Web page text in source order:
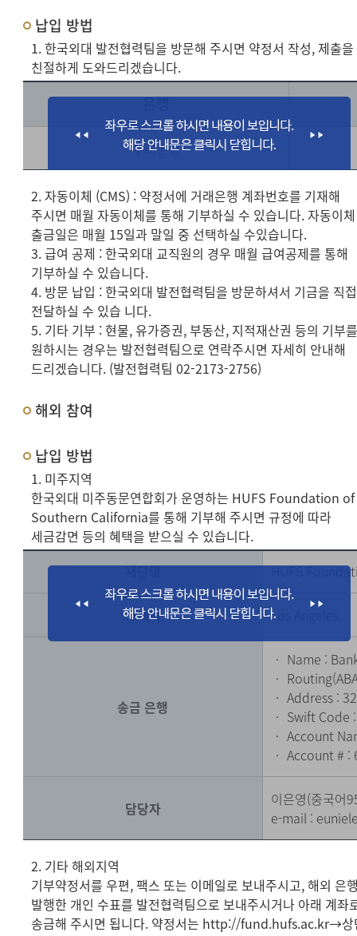
납입 방법
1. 한국외대 발전협력팀을 방문해 주시면 약정서 작성, 제출을
친절하게 도와드리겠습니다.
은행
우리은행
2. 자동이체 (CMS) : 약정서에 거래은행 계좌번호를 기재해
주시면 매월 자동이체를 통해 기부하실 수 있습니다. 자동이체
출금일은 매월 15일과 말일 중 선택하실 수있습니다.
3. 급여 공제 : 한국외대 교직원의 경우 매월 급여공제를 통해
기부하실 수 있습니다.
4. 방문 납입 : 한국외대 발전협력팀을 방문하셔서 기금을 직접
전달하실 수 있습 니다.
5. 기타 기부 : 현물, 유가증권, 부동산, 지적재산권 등의 기부
원하시는 경우는 발전협력팀으로 연락주시면 자세히 안내해
드리겠습니다. (발전협력팀 02-2173-2756)
해외 참여
납입 방법
1. 미주지역
한국외대 미주동문연합회가 운영하는 HUFS Foundation of
Southern California를 통해 기부해 주시면 규정에 따라
세금감면 등의 혜택을 받으실 수 있습니다.
재단명
HUFS
소재지 Los Angeles
송금 은행
‧ Name :
‧
‧ Address :
‧ Swift Code
‧ Account
‧ Account # :
담당자
이은영(중국어
e-mail :
2. 기타 해외지역
기부약정서를 우편, 팩스 또는 이메일로 보내주시고, 해외 은
발행한 개인 수표를 발전협력팀으로 보내주시거나 아래 계좌
송금해 주시면 됩니다. 약정서는 http://fund.hufs.ac.kr→상